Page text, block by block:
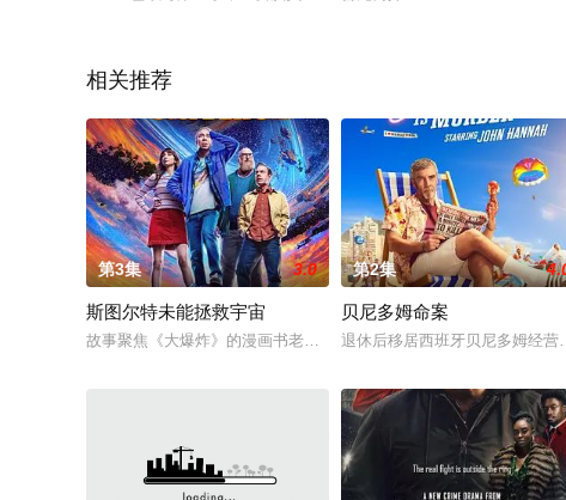
相关推荐
第3集 3.0
斯图尔特未能拯救宇宙
故事聚焦《大爆炸》的漫画书老板斯图尔特·布鲁姆，他弄坏了一个
第2集
贝尼多姆命案
退休后移居西班牙贝尼多姆经营